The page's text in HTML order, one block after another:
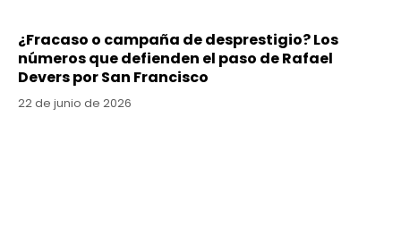
¿Fracaso o campaña de desprestigio? Los
números que defienden el paso de Rafael
Devers por San Francisco
22 de junio de 2026